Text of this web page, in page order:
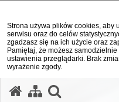
Strona używa plików cookies, aby
serwisu oraz do celów
zgadzasz się na ich użycie oraz
Pamiętaj, że możesz
ustawienia przeglądarki. Brak
wyrażenie zgody.